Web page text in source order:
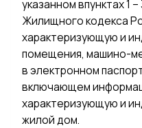
указанном впунктах 1
Жилищного кодекса
характеризующую и
помещения, машино-
в электронном
включающем
характеризующую и
жилой дом.